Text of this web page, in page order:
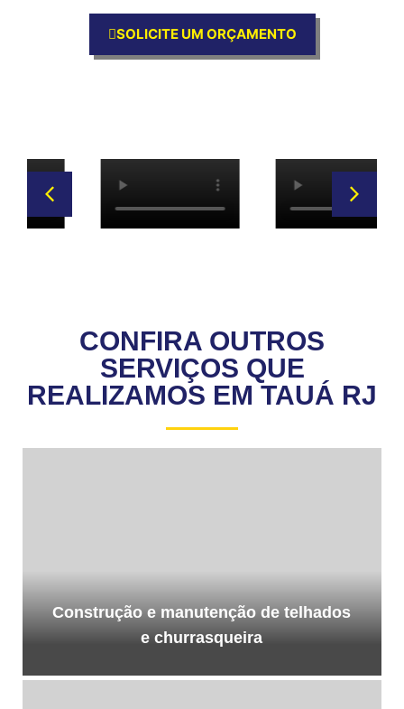
SOLICITE UM ORÇAMENTO
CONFIRA OUTROS
SERVIÇOS QUE
REALIZAMOS EM TAUÁ RJ
Construção e manutenção de telhados
e churrasqueira